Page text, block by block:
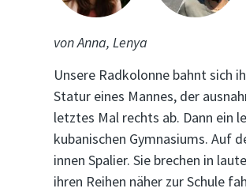
von Anna, Lenya
Unsere Radkolonne bahnt sich
Statur eines Mannes, der
letztes Mal rechts ab. Dann ein
kubanischen Gymnasiums. Auf
innen Spalier. Sie brechen in
ihren Reihen näher zur Schule